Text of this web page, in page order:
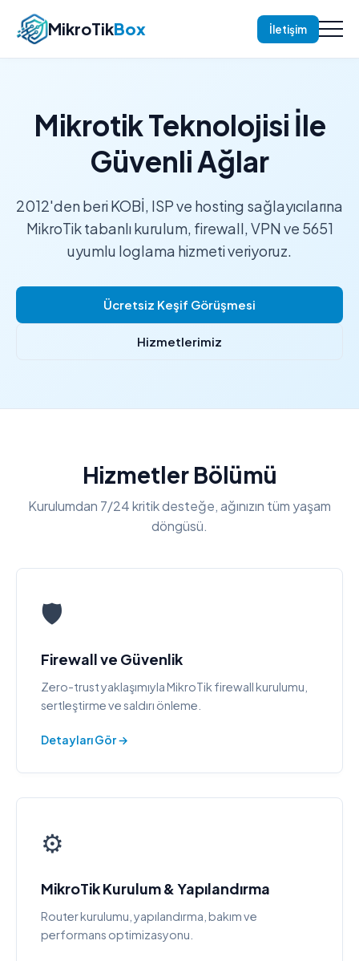
MikroTikBox İletişim
Mikrotik Teknolojisi İle
Güvenli Ağlar
2012'den beri KOBİ, ISP ve hosting sağlayıcılarına
MikroTik tabanlı kurulum, firewall, VPN ve 5651
uyumlu loglama hizmeti veriyoruz.
Ücretsiz Keşif Görüşmesi
Hizmetlerimiz
Hizmetler Bölümü
Kurulumdan 7/24 kritik desteğe, ağınızın tüm yaşam
döngüsü.
🛡️
Firewall ve Güvenlik
Zero-trust yaklaşımıyla MikroTik firewall kurulumu,
sertleştirme ve saldırı önleme.
Detayları Gör →
⚙️
MikroTik Kurulum & Yapılandırma
Router kurulumu, yapılandırma, bakım ve
performans optimizasyonu.